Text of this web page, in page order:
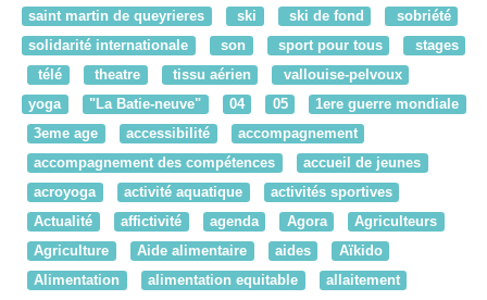
saint martin de queyrieres
ski ski de fond
sobriété
solidarité internationale
son sport pour tous
stages
télé
theatre tissu aérien
vallouise-pelvoux
yoga
"La Batie-neuve" 04 05
1ere guerre mondiale
3eme age
accessibilité
accompagnement
accompagnement des compétences
accueil de jeunes
acroyoga
activité aquatique
activités sportives
Actualité
affictivité agenda Agora
Agriculteurs
Agriculture
Aide alimentaire aides
Aïkido
Alimentation
alimentation equitable
allaitement